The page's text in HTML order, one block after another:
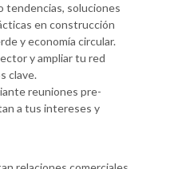
tendencias, soluciones
en construcción
y economía circular.
y ampliar tu red
clave.
reuniones pre-
a tus intereses y